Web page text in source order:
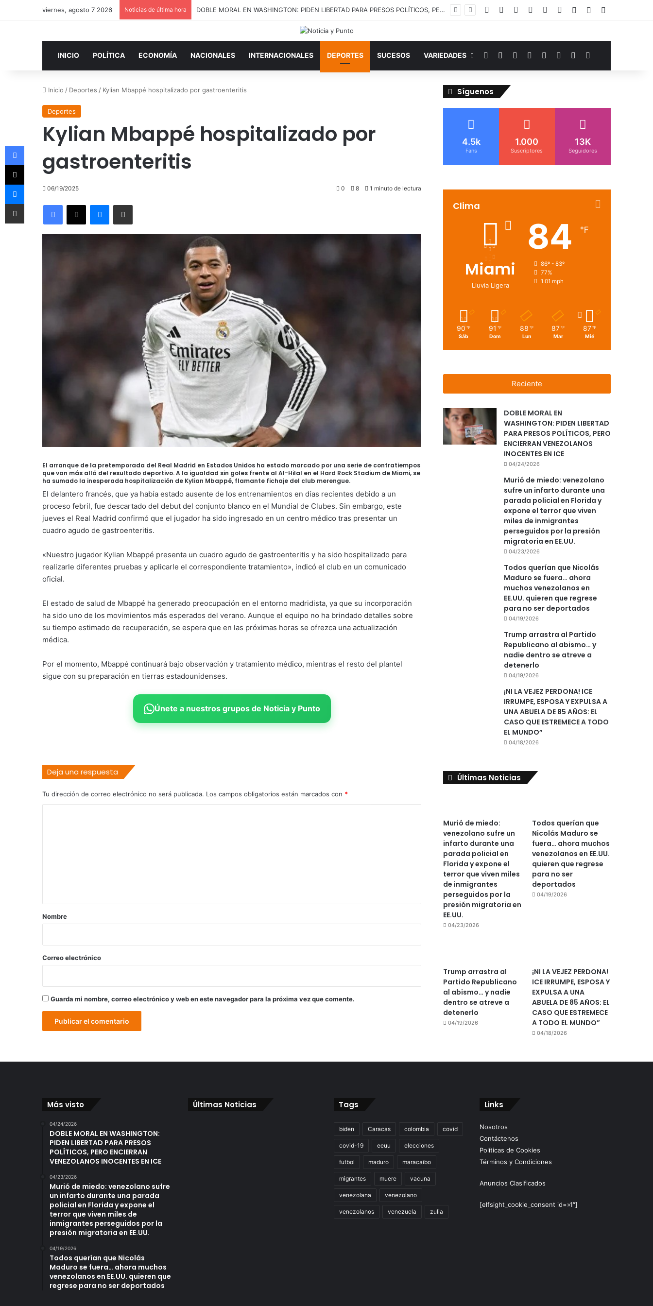
viernes, agosto 7 2026 Noticias de última hora Murió de miedo: venezolano sufre un infarto durante una parada policial en Florida y expone el terror que viven miles de inmigrantes perseguidos por la presión migratoria en EE.UU. FacebookYouTubeInstagramTelegramWhatsAppGoogle Noticias
AccesoPublicación al
INICIO POLÍTICA ECONOMÍA NACIONALES INTERNACIONALES DEPORTES SUCESOS VARIEDADES FacebookYouTubeInstagramTelegramWhatsAppGoogle Noticias
Switch skin
Inicio / Deportes / Kylian Mbappé hospitalizado por gastroenteritis
Deportes
Kylian Mbappé hospitalizado por
gastroenteritis
06/19/2025 0 8 1 minuto de lectura
Facebook
X MessengerCompartir por correo electrónico
El arranque de la pretemporada del Real Madrid en Estados Unidos ha estado marcado por una serie de contratiempos
que van más allá del resultado deportivo. A la igualdad sin goles frente al Al-Hilal en el Hard Rock Stadium de Miami, se
ha sumado la inesperada hospitalización de Kylian Mbappé, flamante fichaje del club merengue.
El delantero francés, que ya había estado ausente de los entrenamientos en días recientes debido a un
proceso febril, fue descartado del debut del conjunto blanco en el Mundial de Clubes. Sin embargo, este
jueves el Real Madrid confirmó que el jugador ha sido ingresado en un centro médico tras presentar un
cuadro agudo de gastroenteritis.
«Nuestro jugador Kylian Mbappé presenta un cuadro agudo de gastroenteritis y ha sido hospitalizado para
realizarle diferentes pruebas y aplicarle el correspondiente tratamiento», indicó el club en un comunicado
oficial.
El estado de salud de Mbappé ha generado preocupación en el entorno madridista, ya que su incorporación
ha sido uno de los movimientos más esperados del verano. Aunque el equipo no ha brindado detalles sobre
su tiempo estimado de recuperación, se espera que en las próximas horas se ofrezca una actualización
médica.
Por el momento, Mbappé continuará bajo observación y tratamiento médico, mientras el resto del plantel
sigue con su preparación en tierras estadounidenses.
Únete a nuestros grupos de Noticia y Punto
Deja una respuesta
Tu dirección de correo electrónico no será publicada. Los campos obligatorios están marcados con *
r
*
Nombre
Correo electrónico
Guarda mi nombre, correo electrónico y web en este navegador para la próxima vez que comente.
Síguenos
4.5k
Fans
1.000
Suscriptores
13K
Seguidores
Clima
Miami
Lluvia Ligera
84 ℉
86º - 83º
77%
1.01 mph
90 ℉
Sáb
91 ℉
Dom
88 ℉
Lun
87 ℉
Mar
87 ℉
Mié
Reciente
DOBLE MORAL EN
WASHINGTON: PIDEN LIBERTAD
PARA PRESOS POLÍTICOS, PERO
ENCIERRAN VENEZOLANOS
INOCENTES EN ICE
04/24/2026
Murió de miedo: venezolano
sufre un infarto durante una
parada policial en Florida y
expone el terror que viven
miles de inmigrantes
perseguidos por la presión
migratoria en EE.UU.
04/23/2026
Todos querían que Nicolás
Maduro se fuera… ahora
muchos venezolanos en
EE.UU. quieren que regrese
para no ser deportados
04/19/2026
Trump arrastra al Partido
Republicano al abismo… y
nadie dentro se atreve a
detenerlo
04/19/2026
¡NI LA VEJEZ PERDONA! ICE
IRRUMPE, ESPOSA Y EXPULSA A
UNA ABUELA DE 85 AÑOS: EL
CASO QUE ESTREMECE A TODO
EL MUNDO”
04/18/2026
Últimas Noticias
Murió de miedo:
venezolano sufre un
infarto durante una
parada policial en
Florida y expone el
terror que viven miles
de inmigrantes
perseguidos por la
presión migratoria en
EE.UU.
04/23/2026
Todos querían que
Nicolás Maduro se
fuera… ahora muchos
venezolanos en EE.UU.
quieren que regrese
para no ser
deportados
04/19/2026
Trump arrastra al
Partido Republicano
al abismo… y nadie
dentro se atreve a
detenerlo
04/19/2026
¡NI LA VEJEZ PERDONA!
ICE IRRUMPE, ESPOSA Y
EXPULSA A UNA
ABUELA DE 85 AÑOS: EL
CASO QUE ESTREMECE
A TODO EL MUNDO”
04/18/2026
Más visto
04/24/2026
DOBLE MORAL EN WASHINGTON:
PIDEN LIBERTAD PARA PRESOS
POLÍTICOS, PERO ENCIERRAN
VENEZOLANOS INOCENTES EN ICE
04/23/2026
Murió de miedo: venezolano sufre
un infarto durante una parada
policial en Florida y expone el
terror que viven miles de
inmigrantes perseguidos por la
presión migratoria en EE.UU.
04/19/2026
Todos querían que Nicolás
Maduro se fuera… ahora muchos
venezolanos en EE.UU. quieren que
regrese para no ser deportados
Últimas Noticias Tags
biden Caracas colombia covid
covid-19 eeuu elecciones
futbol maduro maracaibo
migrantes muere vacuna
venezolana venezolano
venezolanos venezuela zulia
Links
Nosotros
Contáctenos
Políticas de Cookies
Términos y Condiciones
Anuncios Clasificados
[elfsight_cookie_consent id=»1″]
Facebook
X
Messenger
Compartir por correo electrónico